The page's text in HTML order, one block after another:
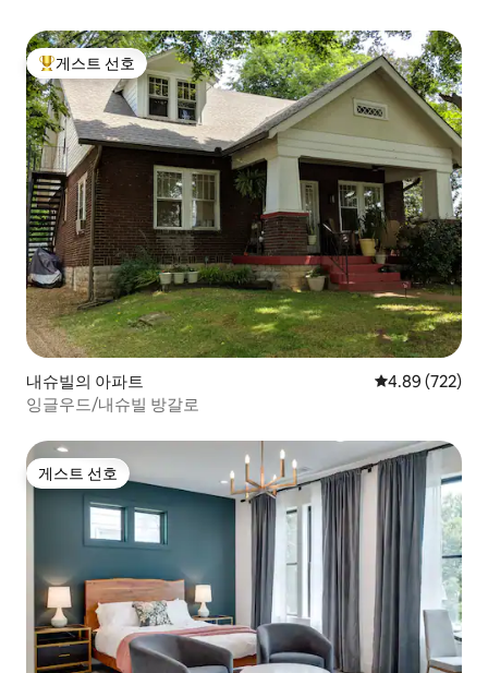
상위 게스트 선호
게스트 선호
내슈빌의 아파트 평점 4.89점(5
4.89 (722)
잉글우드/내슈빌 방갈로
게스트 선호
게스트 선호